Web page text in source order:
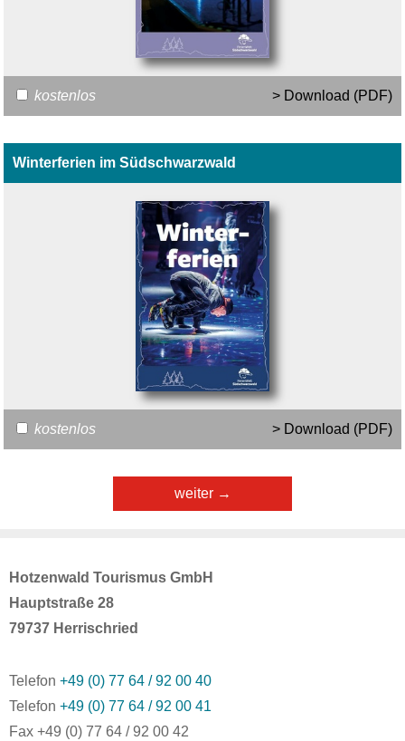
kostenlos > Download (PDF)
Winterferien im Südschwarzwald
kostenlos > Download (PDF)
Hotzenwald Tourismus GmbH
Hauptstraße 28
79737 Herrischried
Telefon +49 (0) 77 64 / 92 00 40
Telefon +49 (0) 77 64 / 92 00 41
Fax +49 (0) 77 64 / 92 00 42